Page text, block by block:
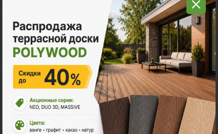
пог. м. 0.47м2
Итого заказ 3 пог. м.: 2790 ₽
В корзину Рассчитать